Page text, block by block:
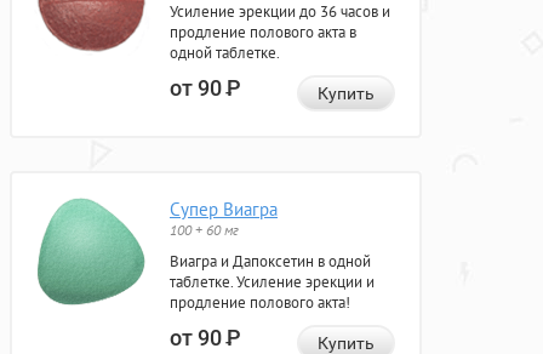
Усиление эрекции до 36 часов и
продление полового акта в
одной таблетке.
от 90Р Купить
Супер Виагра
100 + 60 мг
Виагра и Дапоксетин в одной
таблетке. Усиление эрекции и
продление полового акта!
от 90Р Купить